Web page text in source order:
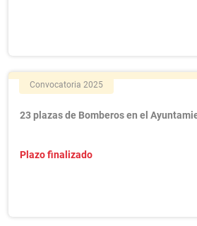
Convocatoria 2025
23 plazas de Bomberos en el
Plazo finalizado